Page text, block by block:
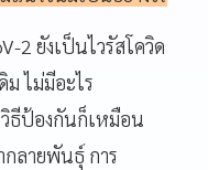
2 ยังเป็นไวรัสโควิด
ไม่มีอะไร
ธีป้องกันก็เหมือน
กลายพันธุ์ การ